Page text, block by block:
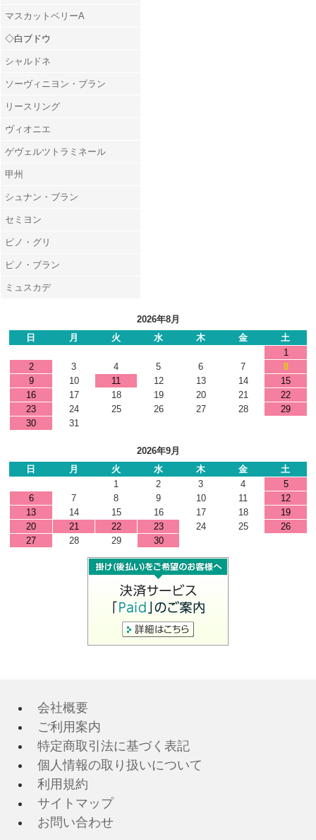
マスカットベリーA
◇白ブドウ
シャルドネ
ソーヴィニヨン・ブラン
リースリング
ヴィオニエ
ゲヴェルツトラミネール
甲州
シュナン・ブラン
セミヨン
ピノ・グリ
ピノ・ブラン
ミュスカデ
2026年8月
日
月 火 水 木 金
土
1
2
3 4 5 6 7
8
9
10 11 12 13 14
15
16
17 18 19 20 21
22
23
24 25 26 27 28
29
30
31
2026年9月
日
月 火 水 木 金
土
1
2 3 4
5
6
7 8 9 10 11
12
13
14 15 16 17 18
19
20
21 22 23 24 25
26
27
28 29 30
会社概要
ご利用案内
特定商取引法に基づく表記
個人情報の取り扱いについて
利用規約
サイトマップ
お問い合わせ